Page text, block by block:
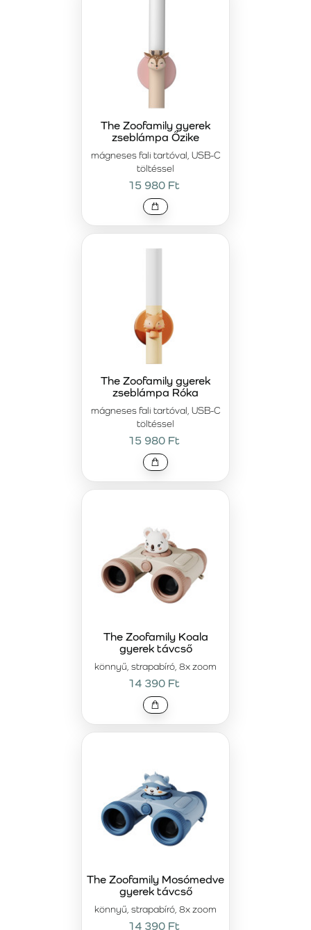
mágneses fali tartóval, USB-C
töltéssel
The Zoofamily gyerek
zseblámpa Őzike
15 980 Ft
mágneses fali tartóval, USB-C
töltéssel
The Zoofamily gyerek
zseblámpa Róka
15 980 Ft
könnyű, strapabíró, 8x zoom
The Zoofamily Koala
gyerek távcső
14 390 Ft
könnyű, strapabíró, 8x zoom
The Zoofamily Mosómedve
gyerek távcső
14 390 Ft